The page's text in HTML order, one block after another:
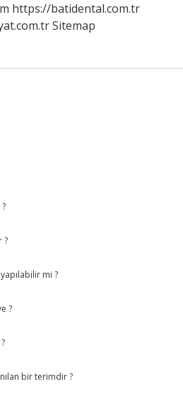
https://batidental.com.tr
Sitemap
?
mi ?
?
bir terimdir ?